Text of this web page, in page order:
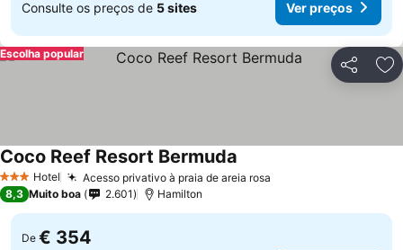
Consulte os preços de 5 sites Ver preços
Partilhar
Escolha popular
3 EstrelasHotel Acesso privativo à praia de areia rosa
Coco Reef Resort Bermuda
8,3 Muito boa 2.601 Hamilton
De € 354